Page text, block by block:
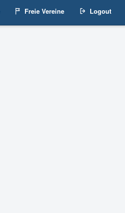
Freie Vereine Logout